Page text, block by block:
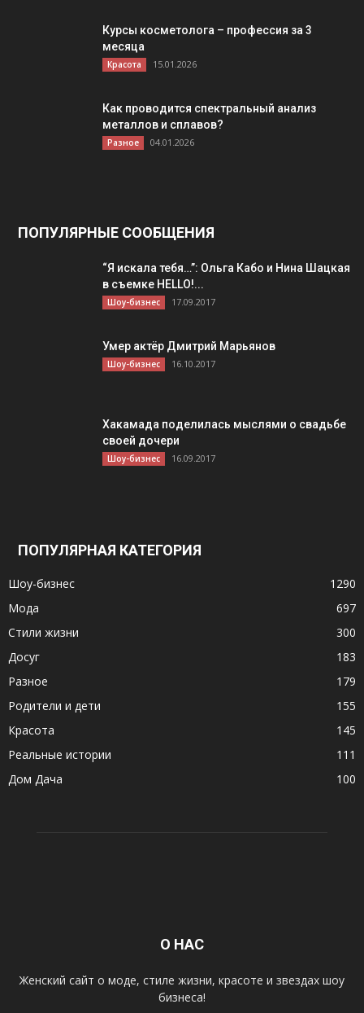
Курсы косметолога – профессия за 3
месяца
Красота 15.01.2026
Как проводится спектральный анализ
металлов и сплавов?
Разное 04.01.2026
ПОПУЛЯРНЫЕ СООБЩЕНИЯ
“Я искала тебя…”: Ольга Кабо и Нина Шацкая
в съемке HELLO!...
Шоу-бизнес 17.09.2017
Умер актёр Дмитрий Марьянов
Шоу-бизнес 16.10.2017
Хакамада поделилась мыслями о свадьбе
своей дочери
Шоу-бизнес 16.09.2017
ПОПУЛЯРНАЯ КАТЕГОРИЯ
Шоу-бизнес
1290
Мода
697
Стили жизни
300
Досуг
183
Разное
179
Родители и дети
155
Красота
145
Реальные истории
111
Дом Дача
100
О НАС
Женский сайт о моде, стиле жизни, красоте и звездах шоу
бизнеса!